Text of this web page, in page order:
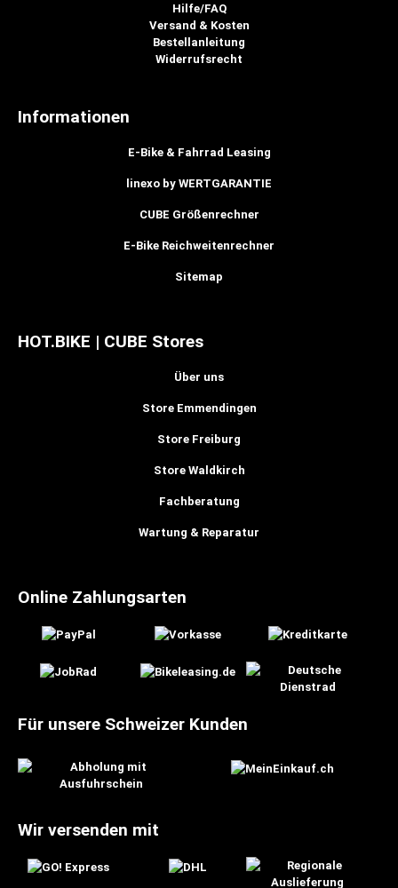
Hilfe/FAQ
Versand & Kosten
Bestellanleitung
Widerrufsrecht
Informationen
E-Bike & Fahrrad Leasing
linexo by WERTGARANTIE
CUBE Größenrechner
E-Bike Reichweitenrechner
Sitemap
HOT.BIKE | CUBE Stores
Über uns
Store Emmendingen
Store Freiburg
Store Waldkirch
Fachberatung
Wartung & Reparatur
Online Zahlungsarten
Für unsere Schweizer Kunden
Wir versenden mit